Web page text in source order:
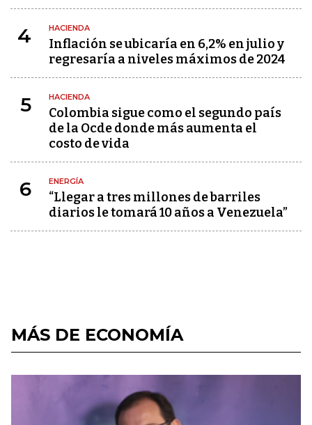
4 HACIENDA
Inflación se ubicaría en 6,2% en julio y
regresaría a niveles máximos de 2024
5 HACIENDA
Colombia sigue como el segundo país
de la Ocde donde más aumenta el
costo de vida
6 ENERGÍA
“Llegar a tres millones de barriles
diarios le tomará 10 años a Venezuela”
MÁS DE ECONOMÍA